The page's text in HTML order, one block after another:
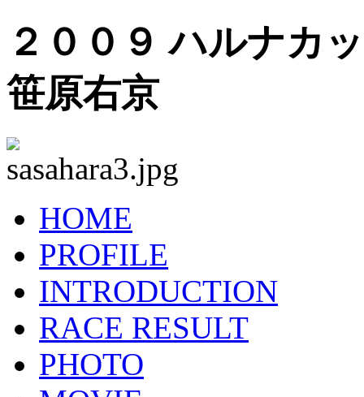
２００９ ハルナカ
笹原右京
HOME
PROFILE
INTRODUCTION
RACE RESULT
PHOTO